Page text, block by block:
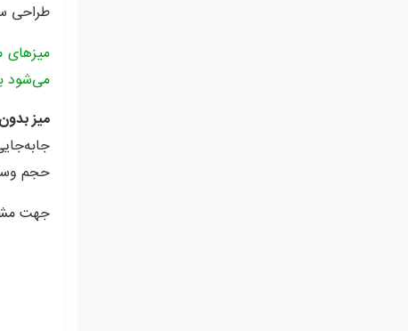
طراحی
میزهای
می‌شود
میز
حجم
جهت